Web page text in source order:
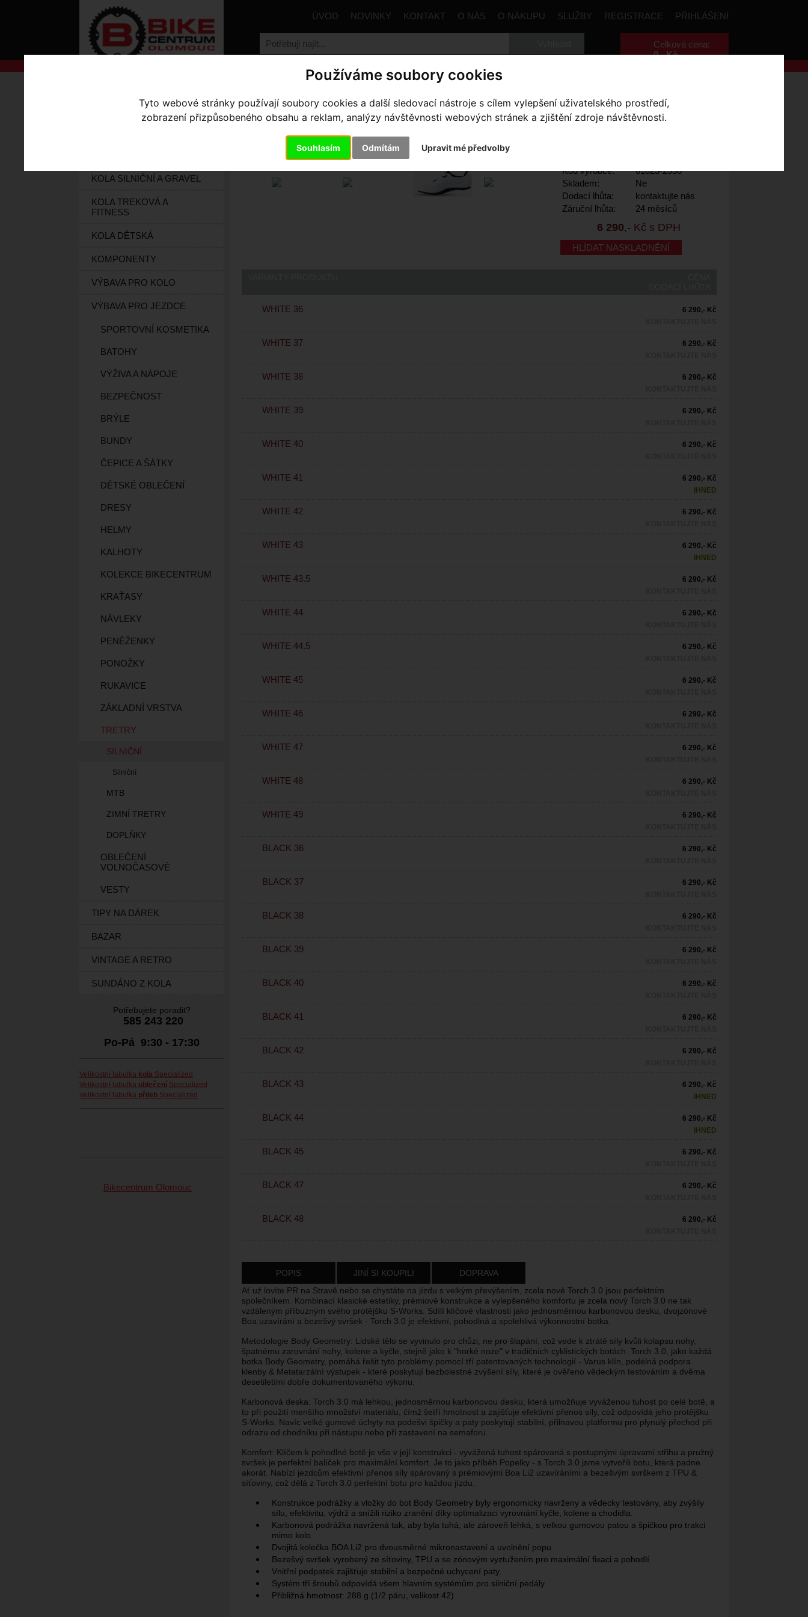
Používáme soubory cookies
Tyto webové stránky používají soubory cookies a další sledovací nástroje s cílem vylepšení uživatelského prostředí,
zobrazení přizpůsobeného obsahu a reklam, analýzy návštěvnosti webových stránek a zjištění zdroje návštěvnosti.
Souhlasím Odmítám Upravit mé předvolby
ÚVOD NOVINKY KONTAKT O NÁS O NÁKUPU SLUŽBY REGISTRACE PŘIHLÁŠENÍ
Celková cena:
0,- Kč
KOLA S-WORKS
KOLA SILNIČNÍ A GRAVEL
KOLA TREKOVÁ A
FITNESS
KOLA DĚTSKÁ
KOMPONENTY
VÝBAVA PRO KOLO
VÝBAVA PRO JEZDCE
SPORTOVNÍ KOSMETIKA
BATOHY
VÝŽIVA A NÁPOJE
BEZPEČNOST
BRÝLE
BUNDY
ČEPICE A ŠÁTKY
DĚTSKÉ OBLEČENÍ
DRESY
HELMY
KALHOTY
KOLEKCE BIKECENTRUM
KRAŤASY
NÁVLEKY
PENĚŽENKY
PONOŽKY
RUKAVICE
ZÁKLADNÍ VRSTVA
TRETRY
SILNIČNÍ
Silniční
MTB
ZIMNÍ TRETRY
DOPLŇKY
OBLEČENÍ
VOLNOČASOVÉ
VESTY
TIPY NA DÁREK
BAZAR
VINTAGE A RETRO
SUNDÁNO Z KOLA
Potřebujete poradit?
585 243 220
Po-Pá 9:30 - 17:30
Velikostní tabulka kola Specialized
Velikostní tabulka oblečení Specialized
Velikostní tabulka přileb Specialized
Bikecentrum Olomouc
Silniční
SILNIČNÍ TRETRY TORCH 3.0 NEW - WHITE 36
Kód výrobce:
61023-2336
Skladem:
Ne
Dodací lhůta:
kontaktujte nás
Záruční lhůta:
24 měsíců
6 290,- Kč s DPH
HLÍDAT NASKLADNĚNÍ
WHITE 36
6 290,- Kč
WHITE 37
6 290,- Kč
WHITE 38
6 290,- Kč
WHITE 39
6 290,- Kč
WHITE 40
6 290,- Kč
WHITE 41
6 290,- Kč
IHNED
WHITE 42
6 290,- Kč
WHITE 43
6 290,- Kč
IHNED
WHITE 43.5
6 290,- Kč
WHITE 44
6 290,- Kč
WHITE 44.5
6 290,- Kč
WHITE 45
6 290,- Kč
WHITE 46
6 290,- Kč
WHITE 47
6 290,- Kč
WHITE 48
6 290,- Kč
WHITE 49
6 290,- Kč
BLACK 36
6 290,- Kč
BLACK 37
6 290,- Kč
BLACK 38
6 290,- Kč
BLACK 39
6 290,- Kč
BLACK 40
6 290,- Kč
BLACK 41
6 290,- Kč
BLACK 42
6 290,- Kč
BLACK 43
6 290,- Kč
IHNED
BLACK 44
6 290,- Kč
IHNED
BLACK 45
6 290,- Kč
BLACK 47
6 290,- Kč
BLACK 48
6 290,- Kč
POPIS JINÍ SI KOUPILI
DOPRAVA
Ať už lovíte PR na Stravě nebo se chystáte na jízdu s velkým převýšením, zcela nové Torch 3.0 jsou perfektním
společníkem. Kombinací klasické estetiky, prémiové konstrukce a vylepšeného komfortu je zcela nový Torch 3.0 ne tak
vzdáleným příbuzným svého protějšku S-Works. Sdílí klíčové vlastnosti jako jednosměrnou karbonovou desku, dvojzónové
Boa uzavírání a bezešvý svršek - Torch 3.0 je efektivní, pohodlná a spolehlivá výkonnostní botka.
Metodologie Body Geometry: Lidské tělo se vyvinulo pro chůzi, ne pro šlapání, což vede k ztrátě síly kvůli kolapsu nohy,
špatnému zarovnání nohy, kolene a kyčle, stejně jako k "horké noze" v tradičních cyklistických botách. Torch 3.0, jako každá
botka Body Geometry, pomáhá řešit tyto problémy pomocí tří patentovaných technologií - Varus klín, podélná podpora
klenby & Metatarzální výstupek - které poskytují bezbolestné zvýšení síly, které je ověřeno vědeckým testováním a dvěma
desetiletími dobře dokumentovaného výkonu.
Karbonová deska: Torch 3.0 má lehkou, jednosměrnou karbonovou desku, která umožňuje vyváženou tuhost po celé botě, a
to při použití menšího množství materiálu, čímž šetří hmotnost a zajišťuje efektivní přenos síly, což odpovídá jeho protějšku
S-Works. Navíc velké gumové úchyty na podešvi špičky a paty poskytují stabilní, přilnavou platformu pro plynulý přechod při
odrazu od chodníku při nástupu nebo při zastavení na semaforu.
Komfort: Klíčem k pohodlné botě je vše v její konstrukci - vyvážená tuhost spárovaná s postupnými úpravami střihu a pružný
svršek je perfektní balíček pro maximální komfort. Je to jako příběh Popelky - s Torch 3.0 jsme vytvořili botu, která padne
akorát. Nabízí jezdcům efektivní přenos síly spárovaný s prémiovými Boa Li2 uzavíráními a bezešvým svrškem z TPU &
síťoviny, což dělá z Torch 3.0 perfektní botu pro každou jízdu.
Konstrukce podrážky a vložky do bot Body Geometry byly ergonomicky navrženy a vědecky testovány, aby zvýšily
sílu, efektivitu, výdrž a snížili riziko zranění díky optimalizaci vyrovnání kyčle, kolene a chodidla.
Karbonová podrážka navržená tak, aby byla tuhá, ale zároveň lehká, s velkou gumovou patou a špičkou pro trakci
mimo kolo.
Dvojitá kolečka BOA Li2 pro dvousměrné mikronastavení a uvolnění popu.
Bezešvý svršek vyrobený ze síťoviny, TPU a se zónovým vyztužením pro maximální fixaci a pohodlí.
Vnitřní podpatek zajišťuje stabilní a bezpečné uchycení paty.
Systém tří šroubů odpovídá všem hlavním systémům pro silniční pedály.
Přibližná hmotnost: 288 g (1/2 páru, velikost 42)